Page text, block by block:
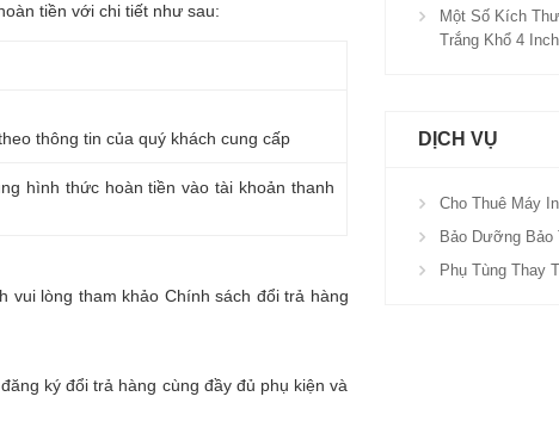
tiền với chi tiết như sau:
thông tin của quý khách cung cấp
hình thức hoàn tiền vào tài khoản thanh
vui lòng tham khảo Chính sách đổi trả hàng
ký đổi trả hàng cùng đầy đủ phụ kiện và
Một Số Kích
Trắng Khổ 4 Inch
DỊCH VỤ
Cho Thuê Máy In
Bảo Dưỡng Bảo
Phụ Tùng Thay